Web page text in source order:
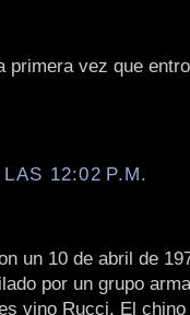
primera vez que
12:02 P.M.
un 10 de abril de
por un grupo
vino Rucci, El